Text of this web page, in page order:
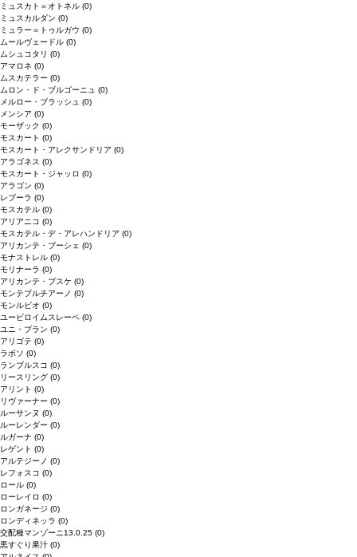
ミュスカト＝オトネル (0)
ミュスカルダン (0)
ミュラー＝トゥルガウ (0)
ムールヴェードル (0)
ムシュコタリ (0)
アマロネ (0)
ムスカテラー (0)
ムロン・ド・ブルゴーニュ (0)
メルロー・ブラッシュ (0)
メンシア (0)
モーザック (0)
モスカート (0)
モスカート・アレクサンドリア (0)
アラゴネス (0)
モスカート・ジャッロ (0)
アラゴン (0)
レブーラ (0)
モスカテル (0)
アリアニコ (0)
モスカテル・デ・アレハンドリア (0)
アリカンテ・ブーシェ (0)
モナストレル (0)
モリナーラ (0)
アリカンテ・ブスケ (0)
モンテプルチアーノ (0)
モンルビオ (0)
ユービロイムスレーベ (0)
ユニ・ブラン (0)
アリゴテ (0)
ラボソ (0)
ランブルスコ (0)
リースリング (0)
アリント (0)
リヴァーナー (0)
ルーサンヌ (0)
ルーレンダー (0)
ルガーナ (0)
レゲント (0)
アルテジーノ (0)
レフォスコ (0)
ロール (0)
ローレイロ (0)
ロンガネージ (0)
ロンディネッラ (0)
交配種マンゾーニ13.0.25 (0)
黒すぐり果汁 (0)